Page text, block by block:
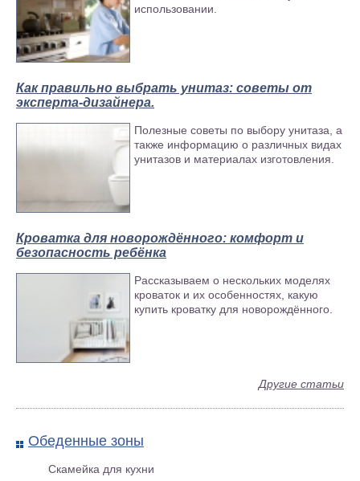
использовании.
Как правильно выбрать унитаз: советы от
эксперта-дизайнера.
Полезные советы по выбору унитаза, а
также информацию о различных видах
унитазов и материалах изготовления.
Кроватка для новорождённого: комфорт и
безопасность ребёнка
Рассказываем о нескольких моделях
кроваток и их особенностях, какую
купить кроватку для новорождённого.
Другие статьи
Обеденные зоны
Скамейка для кухни